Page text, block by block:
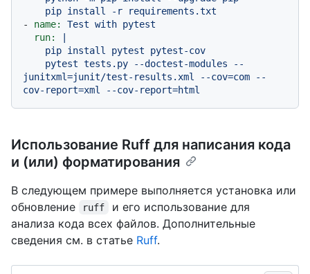
-
name: Test with pytest
run:
junitxml=junit/test-results.xml --cov=com --
Использование Ruff для написания кода
и (или) форматирования
В следующем примере выполняется установка или
обновление
ruff
и его использование для
анализа кода всех файлов. Дополнительные
сведения см. в статье Ruff.